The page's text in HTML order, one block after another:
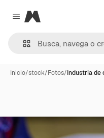
Close menu
Magnific
Inicio/stock/Fotos/Industria de